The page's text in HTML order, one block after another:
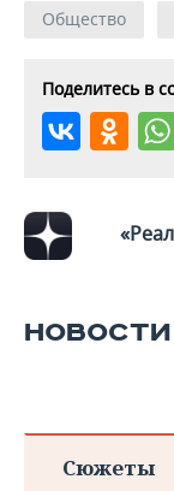
Общество
Поделитесь в
Сюжеты